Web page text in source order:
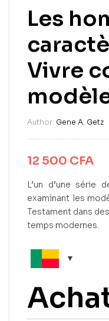
Les
Vivre
Author: Gene A. Getz
12 500 CFA
L’un d’une série
examinant les
Testament dans
temps modernes.